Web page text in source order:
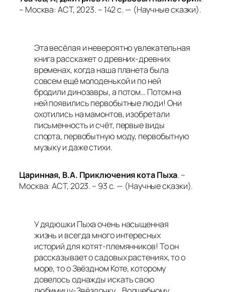
– Москва: АСТ, 2023. – 142 с. — (Научные сказки).
Эта весёлая и невероятно увлекательная
книга расскажет о древних-древних
временах, когда наша планета была
совсем ещё молоденькой и по ней
бродили динозавры, а потом… Потом на
ней появились первобытные люди! Они
охотились на мамонтов, изобретали
письменность и счёт, первые виды
спорта, первобытную моду, первобытную
музыку и даже стихи.
Царинная, В.А. Приключения кота Пыха. –
Москва: АСТ, 2023. – 93 с. — (Научные сказки).
У дядюшки Пыха очень насыщенная
жизнь и всегда много интересных
историй для котят-племянников! То он
рассказывает о садовых растениях, то о
море, то о Звёздном Коте, которому
довелось однажды искать свою